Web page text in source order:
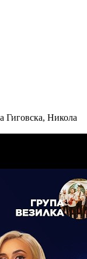
Гиговска, Никола